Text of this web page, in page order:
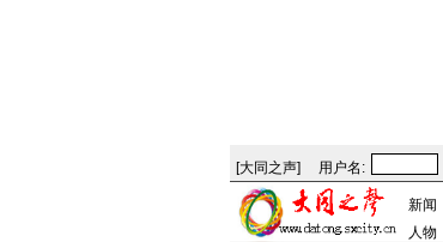
[大同之声] 用户名:
新闻
人物